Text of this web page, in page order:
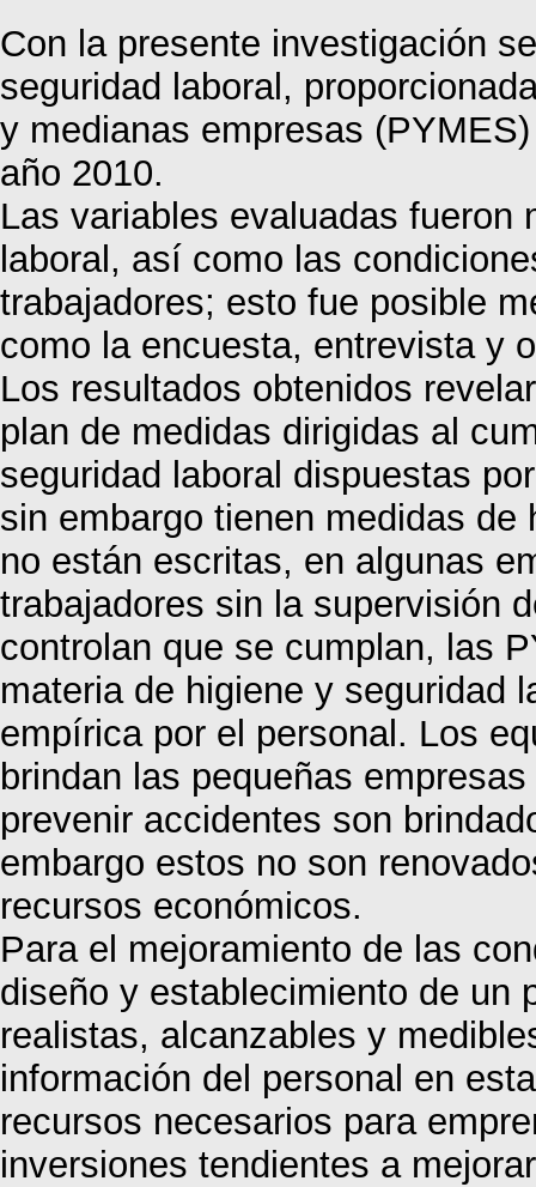
Con la presente investigación
seguridad laboral,
y medianas empresas
año 2010.
Las variables evaluadas fueron
laboral, así como las
trabajadores; esto fue posible
como la encuesta, entrevista y
Los resultados obtenidos
plan de medidas dirigidas al
seguridad laboral dispuestas
sin embargo tienen medidas
no están escritas, en algunas
trabajadores sin la supervisión
controlan que se cumplan, las
materia de higiene y seguridad
empírica por el personal. Los
brindan las pequeñas
prevenir accidentes son
embargo estos no son
recursos económicos.
Para el mejoramiento de las
diseño y establecimiento de un
realistas, alcanzables y
información del personal en
recursos necesarios para
inversiones tendientes a